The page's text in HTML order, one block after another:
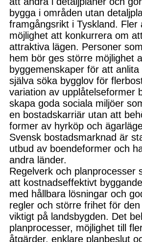
bygga i områden utan
framgångsrikt i Tyskland. Fler
möjlighet att konkurrera om
attraktiva lägen. Personer
hem bör ges större möjlighet
byggemenskaper för att
själva söka bygglov för
variation av upplåtelseformer
skapa goda sociala miljöer
en bostadskarriär utan att
former av hyrköp och
Svensk bostadsmarknad är
utbud av boendeformer och
andra länder.
Regelverk och planprocesser
att kostnadseffektivt
med hållbara lösningar och
regler och större frihet för
viktigt på landsbygden. Det
planprocesser, möjlighet till
åtgärder, enklare planbeslut